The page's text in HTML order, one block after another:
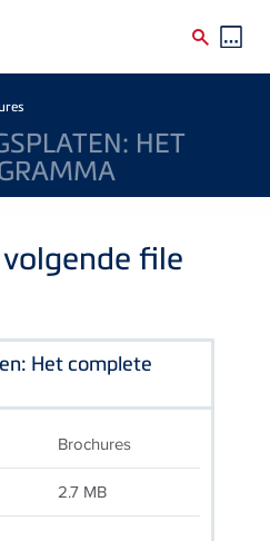
HET
file
Het complete
Brochures
2.7 MB